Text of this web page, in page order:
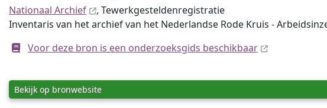
Nationaal Archief
, Tewerkgesteldenregistratie
Inventaris van het archief van het Nederlandse Rode Kruis -
Voor deze bron is een onderzoeksgids beschikbaar
Bekijk op bronwebsite